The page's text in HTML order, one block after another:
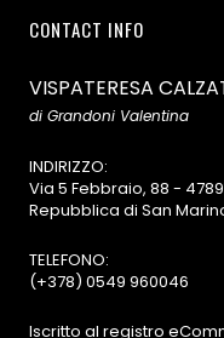
CONTACT INFO
VISPATERESA
di Grandoni Valentina
INDIRIZZO:
Via 5 Febbraio, 88 -
Repubblica di San
TELEFONO:
(+378) 0549 960046
Iscritto al registro